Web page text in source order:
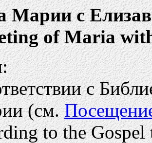
Марии с
of Maria
с
(см.
to the Gospel